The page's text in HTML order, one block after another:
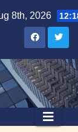
8th, 2026